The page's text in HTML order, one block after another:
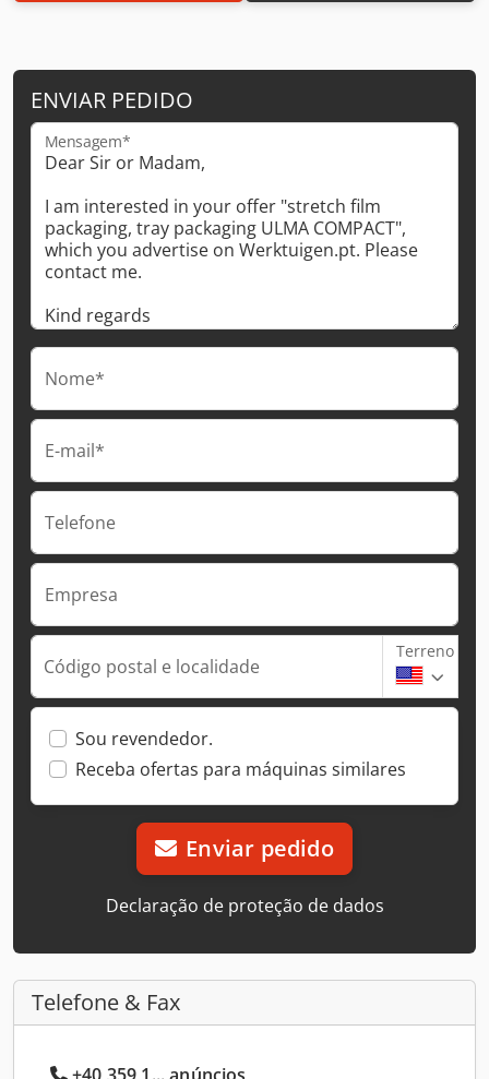
ENVIAR PEDIDO
Mensagem*
Nome*
E-mail*
Telefone
Empresa
Código postal e localidade
Terreno
Sou revendedor.
Receba ofertas para máquinas similares
Enviar pedido
Declaração de proteção de dados
Telefone & Fax